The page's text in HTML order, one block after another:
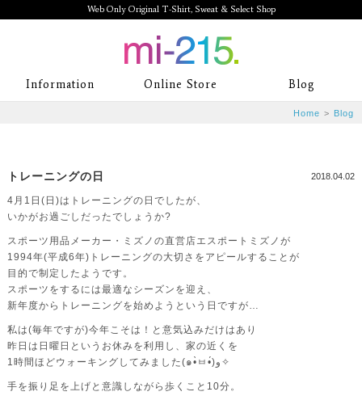
Web Only Original T-Shirt, Sweat & Select Shop
mi-215. Web Only Original T-Shirt,
Sweat & Select Shop mi-215. Tシャ
Information Online Store Blog
Home > Blog
2018.04.02
トレーニングの日
4月1日(日)はトレーニングの日でしたが、
いかがお過ごしだったでしょうか?
スポーツ用品メーカー・ミズノの直営店エスポートミズノが
1994年(平成6年)トレーニングの大切さをアピールすることが
目的で制定したようです。
スポーツをするには最適なシーズンを迎え、
新年度からトレーニングを始めようという日ですが…
私は(毎年ですが)今年こそは！と意気込みだけはあり
昨日は日曜日というお休みを利用し、家の近くを
1時間ほどウォーキングしてみました(๑•̀ㅂ•́)و✧
手を振り足を上げと意識しながら歩くこと10分。